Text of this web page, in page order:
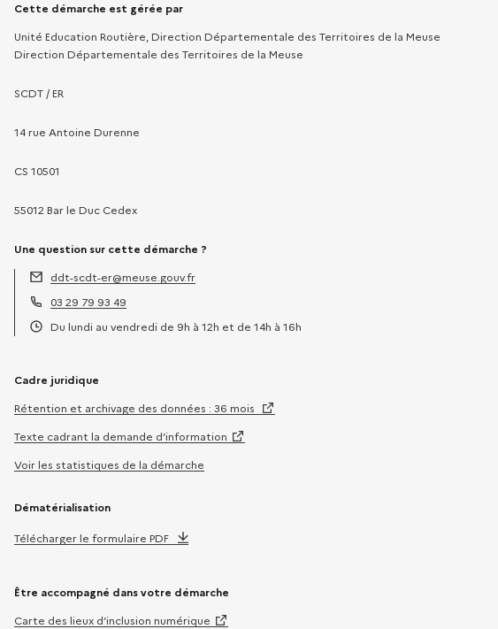
Informations sur la démarche
Cette démarche est gérée par
Unité Education Routière, Direction Départementale des Territoires de la Meuse
Direction Départementale des Territoires de la Meuse
SCDT / ER
14 rue Antoine Durenne
CS 10501
55012 Bar le Duc Cedex
Une question sur cette démarche ?
Adresse électronique :
ddt-scdt-er@meuse.gouv.fr
Téléphone :
03 29 79 93 49
Du lundi au vendredi de 9h à 12h et de 14h à 16h
Cadre juridique
Rétention et archivage des données : 36 mois
Texte cadrant la demande d’information
Voir les statistiques de la démarche
Dématérialisation
Télécharger le formulaire PDF
Être accompagné dans votre démarche
Carte des lieux d’inclusion numérique